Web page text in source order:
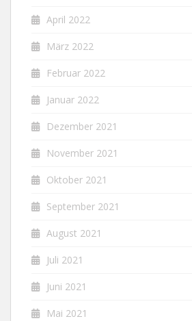
April 2022
März 2022
Februar 2022
Januar 2022
Dezember 2021
November 2021
Oktober 2021
September 2021
August 2021
Juli 2021
Juni 2021
Mai 2021